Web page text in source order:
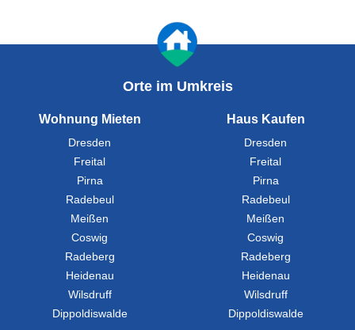
Orte im Umkreis
Wohnung Mieten
Dresden
Freital
Pirna
Radebeul
Meißen
Coswig
Radeberg
Heidenau
Wilsdruff
Dippoldiswalde
Haus Kaufen
Dresden
Freital
Pirna
Radebeul
Meißen
Coswig
Radeberg
Heidenau
Wilsdruff
Dippoldiswalde